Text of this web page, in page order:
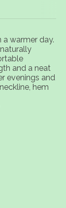
a warmer day.
and a neat
evenings and
hem